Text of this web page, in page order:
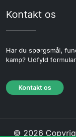
Kontakt os
Har du spørgsmål,
kamp? Udfyld
Kontakt os
© 2026